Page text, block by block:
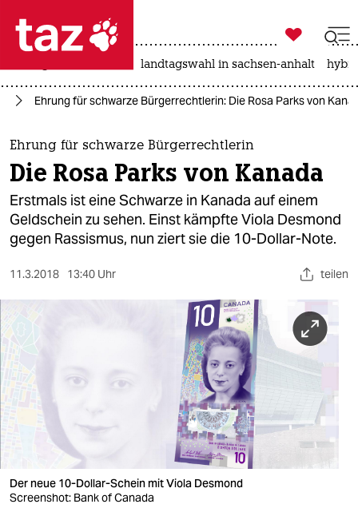
 taz zahl ich
taz zahl ich
themen
politik
öko
gesellschaft
sport
berlin
nord
wahrheit
verlag

taz zahl ich
landtagswahl in sachsen-anhalt
Ehrung für schwarze Bürgerrechtlerin: Die Rosa Parks von
Ehrung für schwarze Bürgerrechtlerin
Die Rosa Parks von Kanada
Erstmals ist eine Schwarze in Kanada auf einem
Geldschein zu sehen. Einst kämpfte Viola Desmond
gegen Rassismus, nun ziert sie die 10-Dollar-Note.
11.3.2018 13:40 Uhr teilen
Der neue 10-Dollar-Schein mit Viola Desmond
Screenshot: Bank of Canada